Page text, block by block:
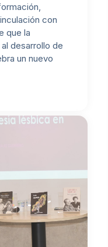
con
que la
desarrollo de
un nuevo